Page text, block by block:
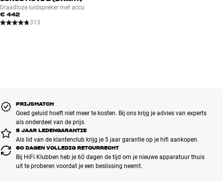
Draadloze luidspreker met accu
€ 442
313
PRIJSMATCH
Goed geluid hoeft niet meer te kosten. Bij ons krijg je advies van experts
als onderdeel van de prijs.
5 JAAR LEDENGARANTIE
Als lid van de klantenclub krijg je 5 jaar garantie op je hifi aankopen.
60 DAGEN VOLLEDIG RETOURRECHT
Bij HiFi Klubben heb je 60 dagen de tijd om je nieuwe apparatuur thuis
uit te proberen voordat je een beslissing neemt.